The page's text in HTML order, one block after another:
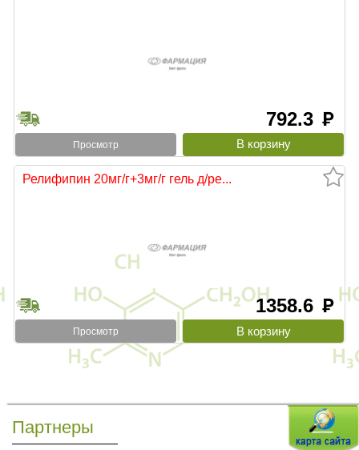
792.3 руб
Просмотр
Релифипин 20мг/г+3мг/г гель д/ре...
1358.6 руб
Просмотр
Партнеры